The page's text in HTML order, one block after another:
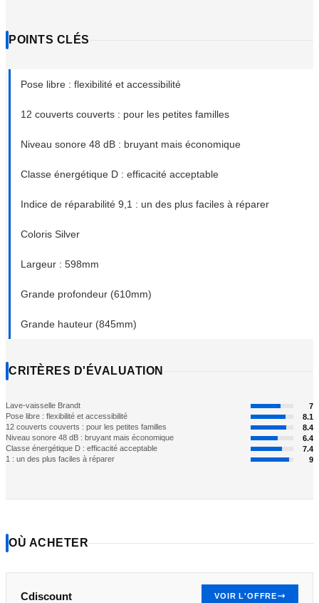
POINTS CLÉS
Pose libre : flexibilité et accessibilité
12 couverts couverts : pour les petites familles
Niveau sonore 48 dB : bruyant mais économique
Classe énergétique D : efficacité acceptable
Indice de réparabilité 9,1 : un des plus faciles à réparer
Coloris Silver
Largeur : 598mm
Grande profondeur (610mm)
Grande hauteur (845mm)
CRITÈRES D'ÉVALUATION
Lave-vaisselle Brandt
7
Pose libre : flexibilité et accessibilité
8.1
12 couverts couverts : pour les petites familles
8.4
Niveau sonore 48 dB : bruyant mais économique
6.4
Classe énergétique D : efficacité acceptable
7.4
1 : un des plus faciles à réparer
9
OÙ ACHETER
Cdiscount VOIR L'OFFRE